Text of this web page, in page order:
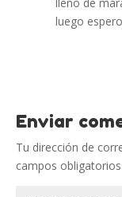
luego
Enviar
Tu dirección de
campos